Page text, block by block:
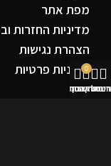
מפת אתר
מדיניות החזרות
הצהרת נגישות
מדיניות פרטיות
חנותשאהבתי
0
סל קניות
החשבון שלי